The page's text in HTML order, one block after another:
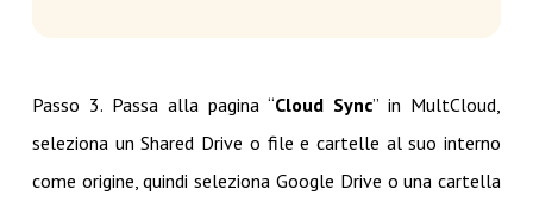
Passo 3. Passa alla pagina “Cloud Sync” in MultCloud,
seleziona un Shared Drive o file e cartelle al suo interno
come origine, quindi seleziona Google Drive o una cartella